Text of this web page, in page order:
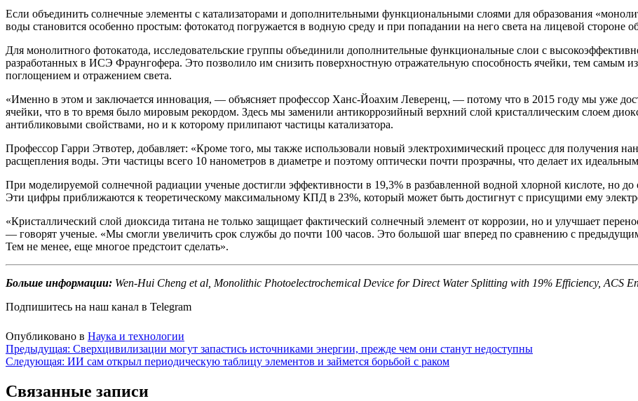
Если объединить солнечные элементы с катализаторами и дополнительными функциональными слоями для образования
воды становится особенно простым: фотокатод погружается в водную среду и при попадании на него света на лицевой стороне
Для монолитного фотокатода, исследовательские группы объединили дополнительные функциональные слои с
разработанных в ИСЭ Фраунгофера. Это позволило им снизить поверхностную отражательную способность ячейки, тем самым
поглощением и отражением света.
«Именно в этом и заключается инновация, — объясняет профессор Ханс-Йоахим Леверенц, — потому что в 2015 году мы уже
ячейки, что в то время было мировым рекордом. Здесь мы заменили антикоррозийный верхний слой кристаллическим слоем
антибликовыми свойствами, но и к которому прилипают частицы катализатора.
Профессор Гарри Этвотер, добавляет: «Кроме того, мы также использовали новый электрохимический процесс для получения
расщепления воды. Эти частицы всего 10 нанометров в диаметре и поэтому оптически почти прозрачны, что делает их
При моделируемой солнечной радиации ученые достигли эффективности в 19,3% в разбавленной водной хлорной кислоте, но
Эти цифры приближаются к теоретическому максимальному КПД в 23%, который может быть достигнут с присущими ему
«Кристаллический слой диоксида титана не только защищает фактический солнечный элемент от коррозии, но и улучшает
— говорят ученые. «Мы смогли увеличить срок службы до почти 100 часов. Это большой шаг вперед по сравнению с
Тем не менее, еще многое предстоит сделать».
Больше информации: Wen-Hui Cheng et al, Monolithic Photoelectrochemical Device for Direct Water Splitting with 19% Efficiency, ACS
Подпишитесь на наш канал в Telegram
Опубликовано в Наука и технологии
Навигация
по
записям
Предыдущая: Сверхцивилизации могут запастись источниками энергии, прежде чем они станут недоступны
Следующая: ИИ сам открыл периодическую таблицу элементов и займется борьбой с раком
Связанные записи